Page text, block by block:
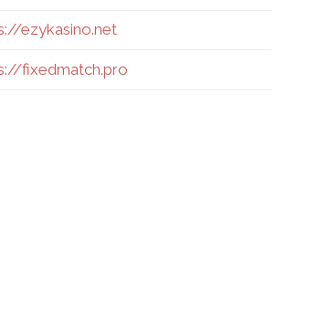
ezykasino.net
fixedmatch.pro